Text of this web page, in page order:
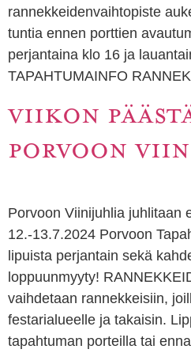
rannekkeidenvaihtopiste
tuntia ennen porttien
perjantaina klo 16 ja
TAPAHTUMAINFO
VIIKON
PORVOON
Porvoon Viinijuhlia juhlitaan
12.-13.7.2024 Porvoon
lipuista perjantain sekä
loppuunmyyty!
vaihdetaan rannekkeisiin,
festarialueelle ja takaisin.
tapahtuman porteilla tai